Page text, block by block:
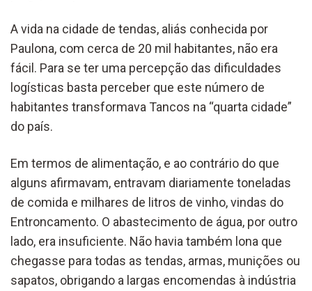
A vida na cidade de tendas, aliás conhecida por
Paulona, com cerca de 20 mil habitantes, não era
fácil. Para se ter uma percepção das dificuldades
logísticas basta perceber que este número de
habitantes transformava Tancos na “quarta cidade”
do país.
Em termos de alimentação, e ao contrário do que
alguns afirmavam, entravam diariamente toneladas
de comida e milhares de litros de vinho, vindas do
Entroncamento. O abastecimento de água, por outro
lado, era insuficiente. Não havia também lona que
chegasse para todas as tendas, armas, munições ou
sapatos, obrigando a largas encomendas à indústria